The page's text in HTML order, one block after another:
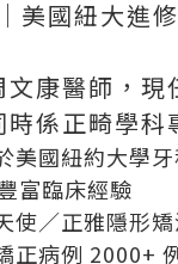
美國紐大進
康醫師，現
係正畸學科
美國紐約大學
富臨床經驗
使／正雅隱形
正病例 2000+